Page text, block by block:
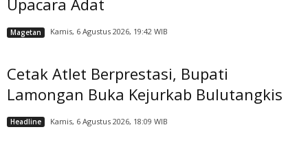
Upacara Adat
Magetan Kamis, 6 Agustus 2026, 19:42 WIB
Cetak Atlet Berprestasi, Bupati
Lamongan Buka Kejurkab Bulutangkis
Headline Kamis, 6 Agustus 2026, 18:09 WIB